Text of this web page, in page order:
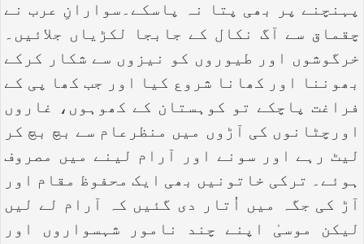
پہنچنے پر بھی پتا نہ پاسکے۔سوارانِ عرب نے
چقماق سے آگ نکال کے جابجا لکڑیاں جلائیں۔
خرگوشوں اور طیوروں کو نیزوں سے شکار کرکے
بھوننا اور کھانا شروع کیا اور جب کھا پی کے
فراغت پاچکے تو کوہستان کے کھوہوں، غاروں
اورچٹانوں کی آڑوں میں منظرعام سے بچ بچ کر
لیٹ رہے اور سونے اور آرام لینے میں مصروف
ہوئے۔ ترکی خاتونیں بھی ایک محفوظ مقام اور
آڑ کی جگہ میں اُتار دی گئیں کہ آرام لے لیں
لیکن موسیٰ اپنے چند نامور شہسواروں اور